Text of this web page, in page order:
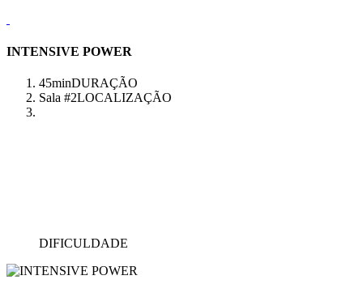
INTENSIVE POWER
45minDURAÇÃO
Sala #2LOCALIZAÇÃO
DIFICULDADE